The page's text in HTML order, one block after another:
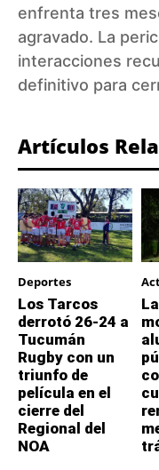
enfrenta tres
agravado. La
interacciones
definitivo para
Artículos
Deportes
Los Tarcos
derrotó 26-24 a
Tucumán
Rugby con un
triunfo de
película en el
cierre del
Regional del
NOA